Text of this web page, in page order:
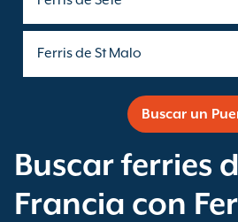
Ferris de St Malo
Buscar un
Buscar ferries
Francia con